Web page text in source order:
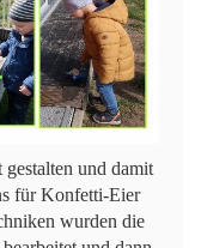
und damit
für Konfetti-Eier
wurden die